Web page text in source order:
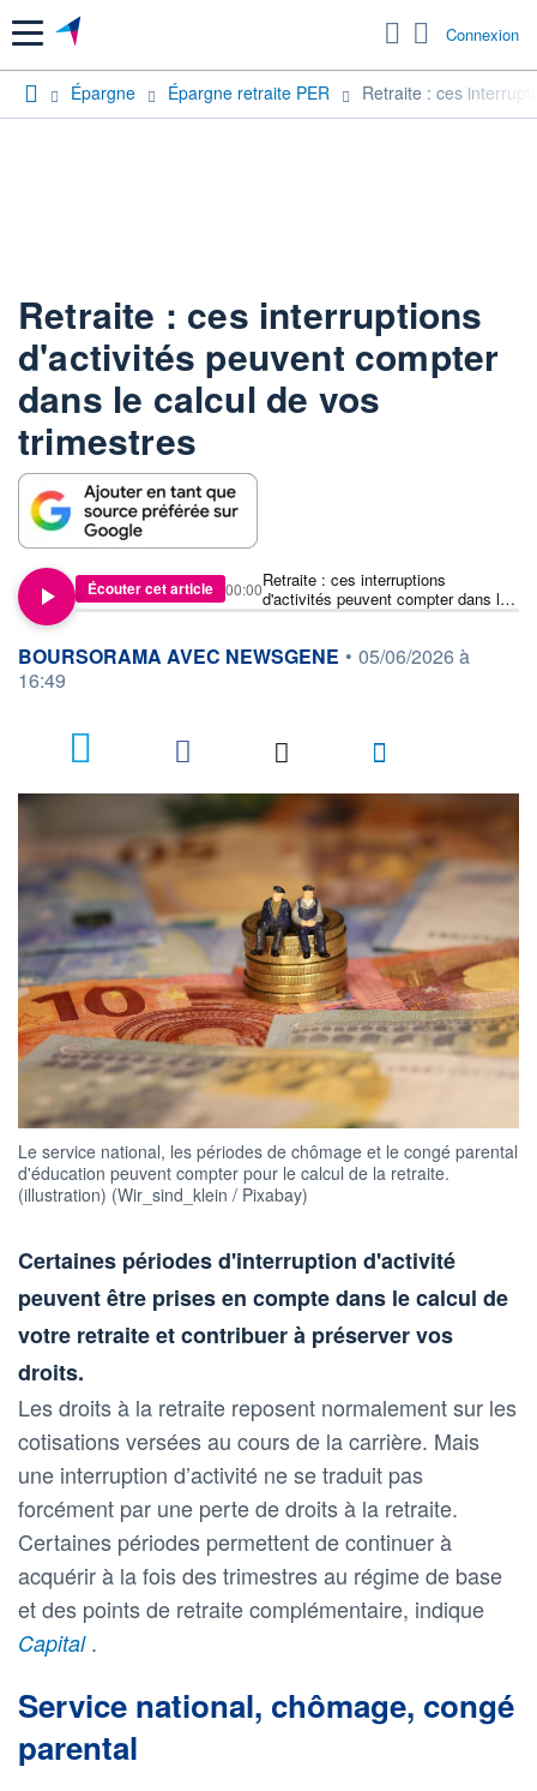
Menu Connexion
Épargne Épargne retraite PER Retraite : ces
Retraite : ces interruptions
d'activités peuvent compter
dans le calcul de vos
trimestres
Écouter cet article
Retraite : ces interruptions
d'activités peuvent compter dans le
calcul de vos trimestres
00:00
information fournie par
BOURSORAMA AVEC NEWSGENE • 05/06/2026 à
16:49
Le service national, les périodes de chômage et le congé parental
d'éducation peuvent compter pour le calcul de la retraite.
(illustration) (Wir_sind_klein / Pixabay)
Certaines périodes d'interruption d'activité
peuvent être prises en compte dans le calcul de
votre retraite et contribuer à préserver vos
droits.
Les droits à la retraite reposent normalement sur les
cotisations versées au cours de la carrière. Mais
une interruption d’activité ne se traduit pas
forcément par une perte de droits à la retraite.
Certaines périodes permettent de continuer à
acquérir à la fois des trimestres au régime de base
et des points de retraite complémentaire, indique
Capital .
Service national, chômage, congé
parental